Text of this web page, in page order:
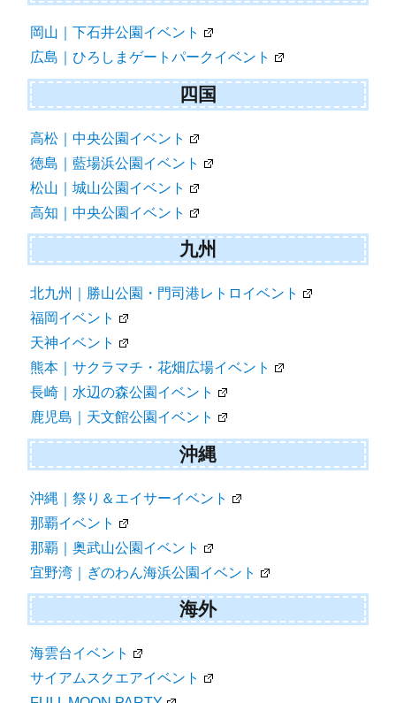
岡山｜下石井公園イベント
広島｜ひろしまゲートパークイベント
四国
高松｜中央公園イベント
徳島｜藍場浜公園イベント
松山｜城山公園イベント
高知｜中央公園イベント
九州
北九州｜勝山公園・門司港レトロイベント
福岡イベント
天神イベント
熊本｜サクラマチ・花畑広場イベント
長崎｜水辺の森公園イベント
鹿児島｜天文館公園イベント
沖縄
沖縄｜祭り＆エイサーイベント
那覇イベント
那覇｜奥武山公園イベント
宜野湾｜ぎのわん海浜公園イベント
海外
海雲台イベント
サイアムスクエアイベント